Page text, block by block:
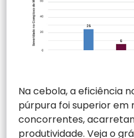
Na cebola, a eficiência
púrpura foi superior em
concorrentes,
produtividade. Veja o